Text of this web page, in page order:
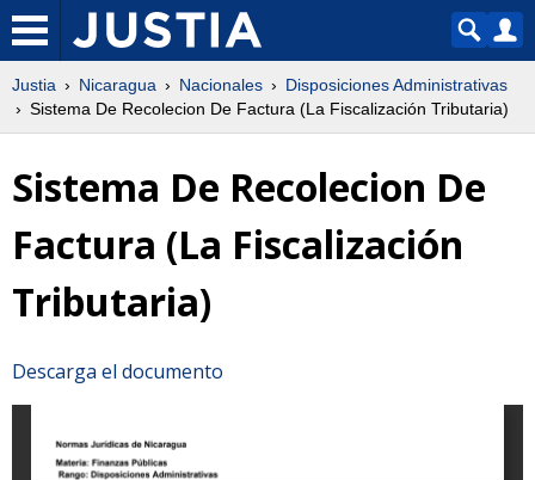
Justia Nicaragua Nacionales
Disposiciones Administrativas
Sistema De Recolecion De Factura (La Fiscalización Tributaria)
Sistema De Recolecion De
Factura (La Fiscalización
Tributaria)
Descarga el documento